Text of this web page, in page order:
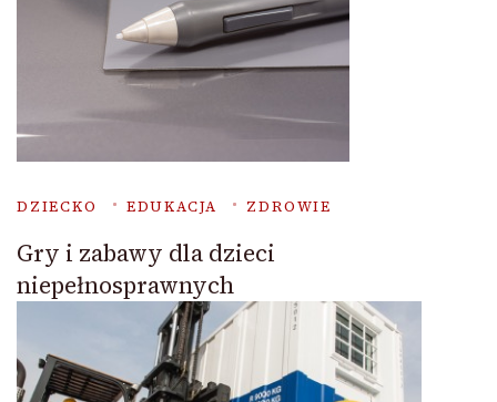
DZIECKO EDUKACJA ZDROWIE
Gry i zabawy dla dzieci
niepełnosprawnych